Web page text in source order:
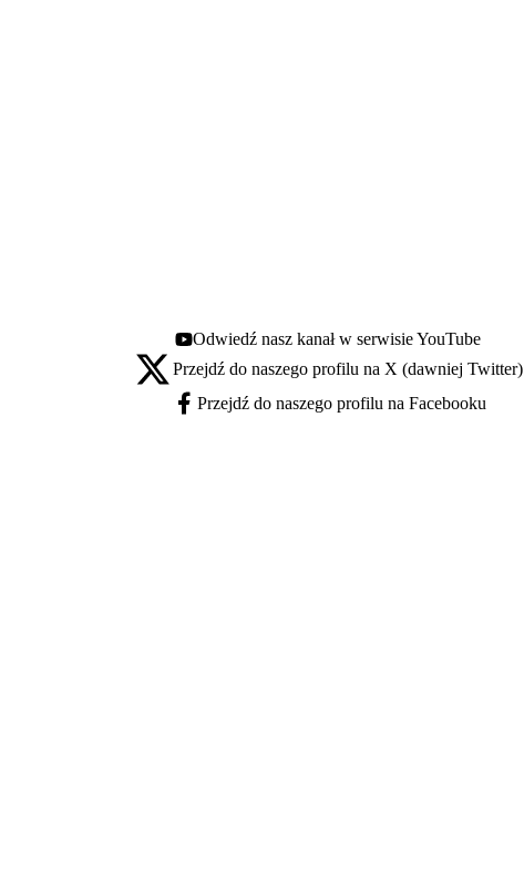
Youtube - otwiera się w nowej karcie
Odwiedź nasz kanał w serwisie YouTube
X - otwiera się w nowej karcie
Przejdź do naszego profilu na X (dawniej Twitter)
Facebook - otwiera się w nowej karcie
Przejdź do naszego profilu na Facebooku